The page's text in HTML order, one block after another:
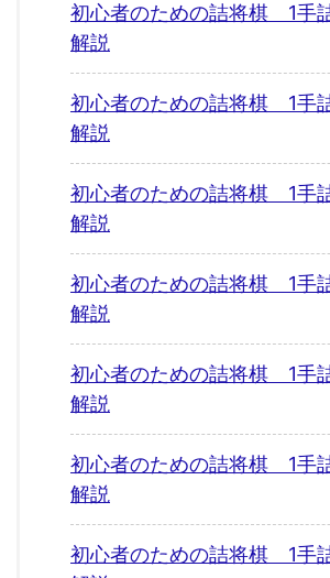
初心者のための詰将棋 1手
解説
初心者のための詰将棋 1手
解説
初心者のための詰将棋 1手
解説
初心者のための詰将棋 1手
解説
初心者のための詰将棋 1手
解説
初心者のための詰将棋 1手
解説
初心者のための詰将棋 1手